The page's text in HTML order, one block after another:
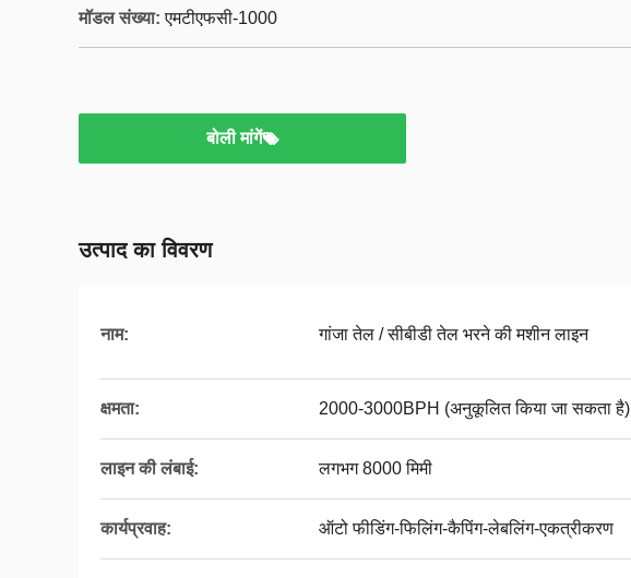
मॉडल संख्या: एमटीएफसी-1000
बोली मांगें
उत्पाद का विवरण
नाम: गांजा तेल / सीबीडी तेल भरने की मशीन लाइन
क्षमता: 2000-3000BPH (अनुकूलित किया जा सकता है)
लाइन की लंबाई: लगभग 8000 मिमी
कार्यप्रवाह: ऑटो फीडिंग-फिलिंग-कैपिंग-लेबलिंग-एकत्रीकरण